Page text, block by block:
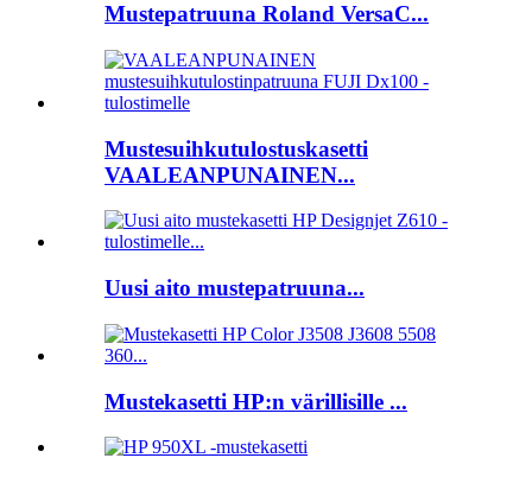
Mustepatruuna Roland VersaC...
Mustesuihkutulostuskasetti
VAALEANPUNAINEN...
Uusi aito mustepatruuna...
Mustekasetti HP:n värillisille ...